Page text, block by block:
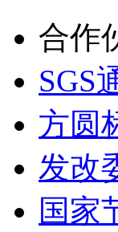
合作
SGS
方圆
发改
国家